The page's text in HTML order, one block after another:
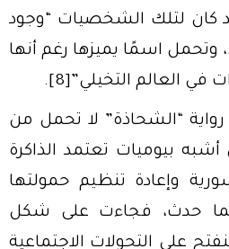
كان لتلك الشخصيات “وجود
وتحمل اسمًا يميزها رغم أنها
في العالم التخيلي”
.
“الشحاذة” لا تحمل من
أشبه بيوميات تعتمد الذاكرة
وإعادة تنظيم حمولتها
حدث، فجاءت على شكل
على التحولات الاجتماعية